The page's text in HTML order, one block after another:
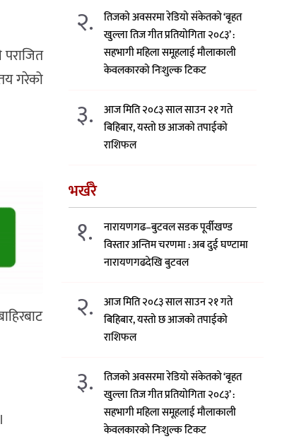
गरेको
२.
तिजको अवसरमा रेडियो संकेतको ‘बृहत
खुल्ला तिज गीत प्रतियोगिता २०८३’ :
सहभागी महिला समूहलाई मौलाकाली
केवलकारको निःशुल्क टिकट
३.
आज मिति २०८३ साल साउन २१ गते
बिहिबार, यस्तो छ आजको तपाईको
राशिफल
भर्खरै
१.
नारायणगढ–बुटवल सडक पूर्वीखण्ड
विस्तार अन्तिम चरणमा : अब दुई घण्टामा
नारायणगढदेखि बुटवल
२.
आज मिति २०८३ साल साउन २१ गते
बिहिबार, यस्तो छ आजको तपाईको
राशिफल
३.
तिजको अवसरमा रेडियो संकेतको ‘बृहत
खुल्ला तिज गीत प्रतियोगिता २०८३’ :
सहभागी महिला समूहलाई मौलाकाली
केवलकारको निःशुल्क टिकट